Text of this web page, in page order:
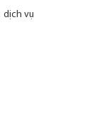
dịch vụ